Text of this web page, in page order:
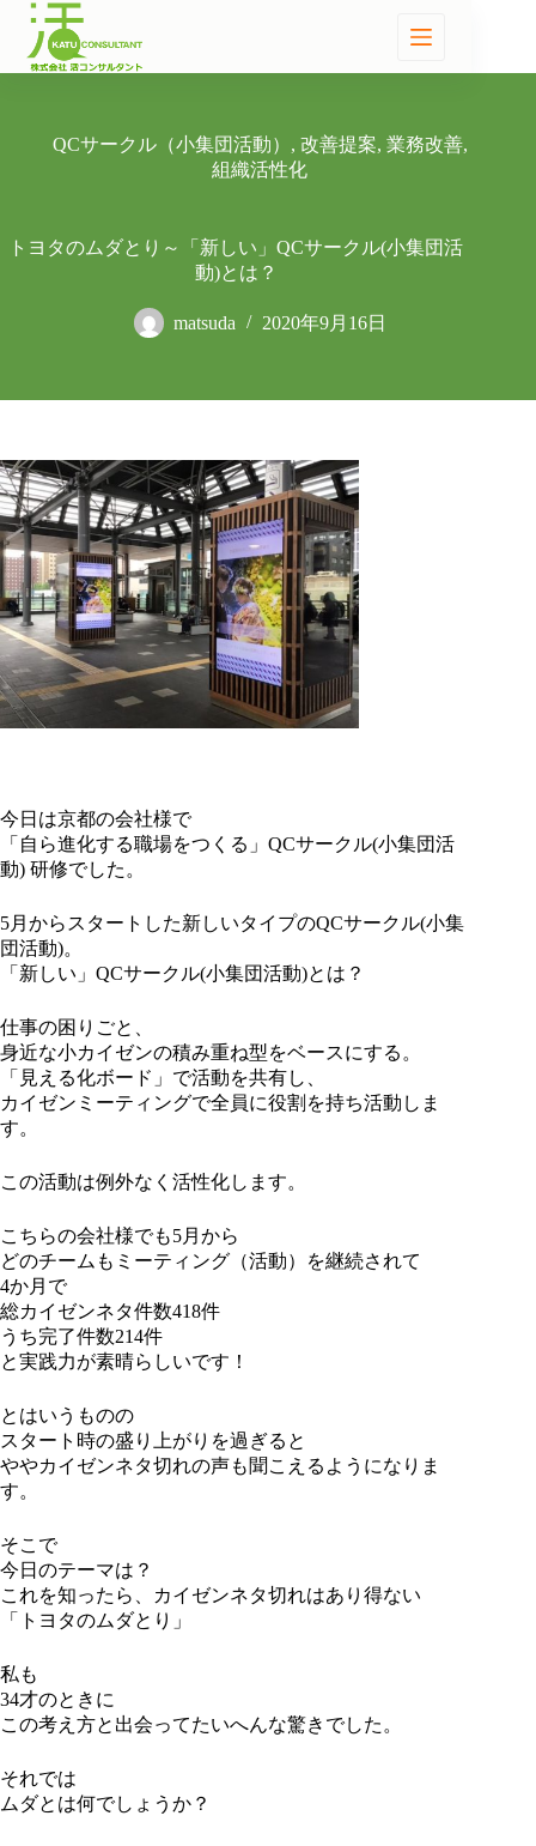
QCサークル（小集団活動） , 改善提案, 業務改善,
組織活性化
トヨタのムダとり～「新しい」QCサークル(小集団活
動)とは？
matsuda 2020年9月16日
今日は京都の会社様で
「自ら進化する職場をつくる」QCサークル(小集団活
動) 研修でした。
5月からスタートした新しいタイプのQCサークル(小集
団活動)。
「新しい」QCサークル(小集団活動)とは？
仕事の困りごと、
身近な小カイゼンの積み重ね型をベースにする。
「見える化ボード」で活動を共有し、
カイゼンミーティングで全員に役割を持ち活動しま
す。
この活動は例外なく活性化します。
こちらの会社様でも5月から
どのチームもミーティング（活動）を継続されて
4か月で
総カイゼンネタ件数418件
うち完了件数214件
と実践力が素晴らしいです！
とはいうものの
スタート時の盛り上がりを過ぎると
ややカイゼンネタ切れの声も聞こえるようになりま
す。
そこで
今日のテーマは？
これを知ったら、カイゼンネタ切れはあり得ない
「トヨタのムダとり」
私も
34才のときに
この考え方と出会ってたいへんな驚きでした。
それでは
ムダとは何でしょうか？